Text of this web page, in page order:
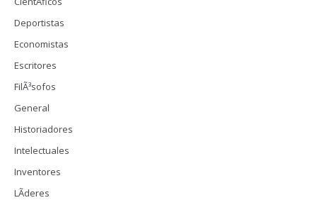
Deportistas
Economistas
Escritores
FilÃ³sofos
General
Historiadores
Intelectuales
Inventores
LÃ­deres